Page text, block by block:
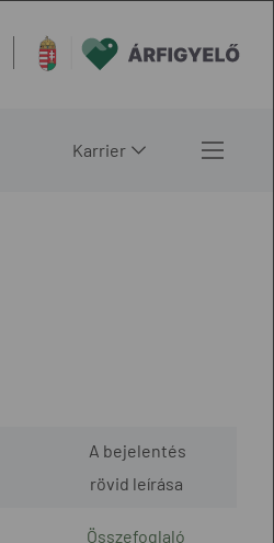
Karrier
A bejelentés
rövid leírása
Összefoglaló